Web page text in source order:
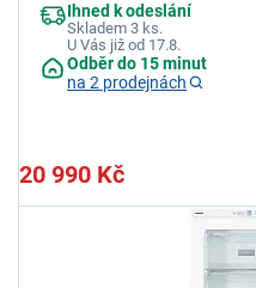
Ihned k odeslání
Skladem 3 ks.
U Vás již od 17.8.
Odběr do 15 minut
na 2 prodejnách
20 990 Kč